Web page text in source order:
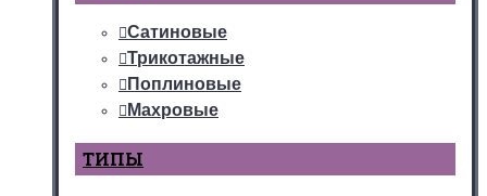
Сатиновые
Трикотажные
Поплиновые
Махровые
ТИПЫ